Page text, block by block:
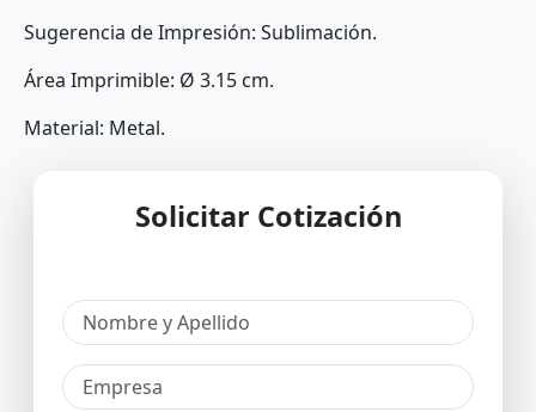
Sugerencia de Impresión: Sublimación.
Área Imprimible: Ø 3.15 cm.
Material: Metal.
Solicitar Cotización